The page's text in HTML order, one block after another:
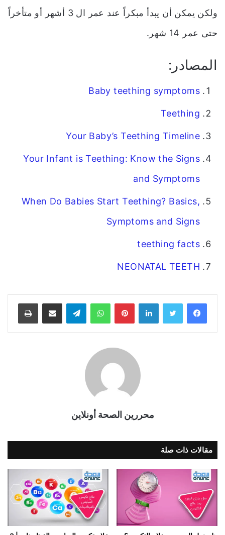
ولكن يمكن أن يبدأ مبكراً عند عمر ال 3 أشهر أو متأخراً
حتى عمر 14 شهر.
المصادر:
Baby teething symptoms
Teething
Your Baby’s Teething Timeline
Your Infant is Teething: Know the Signs
and Symptoms
When Do Babies Start Teething? Basics,
Symptoms and Signs
teething facts
NEONATAL TEETH
فيسبوك تويتر لينكدإن بينتيريستواتساب تيلقرام مشاركة عبر البريد طباعة
محررين الصحة أونلاين
مقالات ذات صلة